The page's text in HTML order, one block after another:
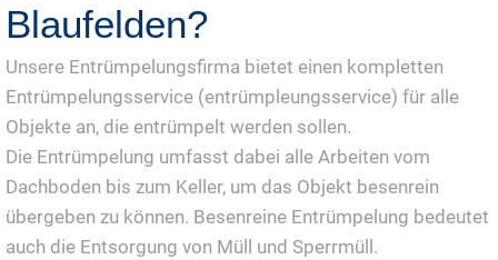
Blaufelden?
Unsere Entrümpelungsfirma bietet einen kompletten
Entrümpelungsservice (entrümpleungsservice) für alle
Objekte an, die entrümpelt werden sollen.
Die Entrümpelung umfasst dabei alle Arbeiten vom
Dachboden bis zum Keller, um das Objekt besenrein
übergeben zu können. Besenreine Entrümpelung bedeutet
auch die Entsorgung von Müll und Sperrmüll.